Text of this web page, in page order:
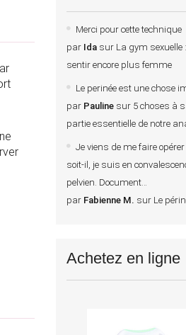
Merci pour cette technique
par Ida sur La gym sexuelle
sentir encore plus femme
Le perinée est une chose
par Pauline sur 5 choses à
partie essentielle de notre
Je viens de me faire
soit-il, je suis en
pelvien. Document
par Fabienne M. sur Le
Achetez en ligne